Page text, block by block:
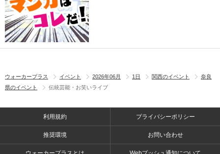
ウォーカープラス イベント 2026年06月 1日 関西のイベント
奈良
県のイベント
伝統芸能・お笑いライブ
利用規約 プライバシーポリシー
推奨環境 お問い合わせ